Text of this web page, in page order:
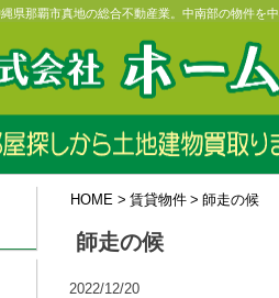
県那覇市真地の総合不動産業。中南部の物件を
HOME > 賃貸物件 > 師走の候
師走の候
2022/12/20